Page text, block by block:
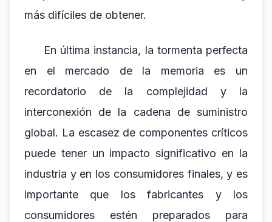
más difíciles de obtener.
En última instancia, la tormenta perfecta
en el mercado de la memoria es un
recordatorio de la complejidad y la
interconexión de la cadena de suministro
global. La escasez de componentes críticos
puede tener un impacto significativo en la
industria y en los consumidores finales, y es
importante que los fabricantes y los
consumidores estén preparados para